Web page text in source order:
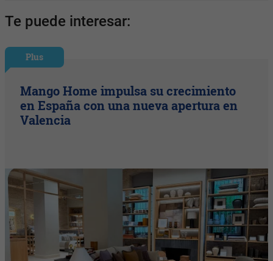
Te puede interesar:
Plus
Mango Home impulsa su crecimiento
en España con una nueva apertura en
Valencia